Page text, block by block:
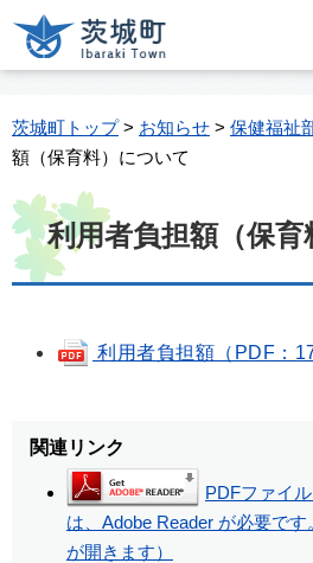
茨城町トップ> お知らせ > 保健福祉
額（保育料）について
利用者負担額（保
利用者負担額（PDF：
関連リンク
PDFファイ
は、Adobe Reader が必要で
が開きます）